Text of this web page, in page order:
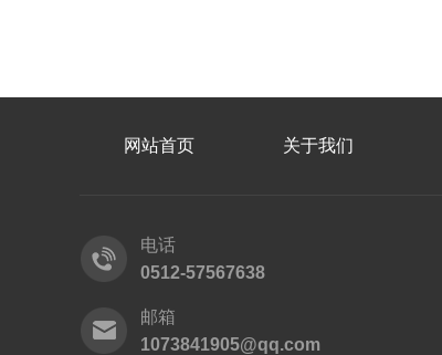
网站首页 关于我们
电话
0512-57567638
邮箱
1073841905@qq.com